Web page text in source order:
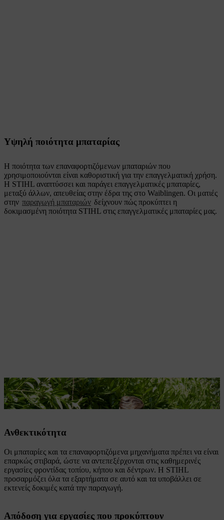
Υψηλή ποιότητα μπαταρίας
Η ποιότητα των επαναφορτιζόμενων μπαταριών που
χρησιμοποιούνται είναι καθοριστική για την επαγγελματική χρήση.
Η STIHL αναπτύσσει και παράγει επαγγελματικές μπαταρίες,
μεταξύ άλλων, απευθείας στην έδρα της στο Waiblingen. Οι ματιές
στην παραγωγή μπαταριών δείχνουν πώς προκύπτει η
δοκιμασμένη ποιότητα STIHL στις επαγγελματικές μπαταρίες μας.
Τα επαναφορτιζόμενα μηχανήματα πρέπει να είναι στιβαρά και
αποδοτικά.
Ανθεκτικότητα
Οι μπαταρίες και τα επαναφορτιζόμενα μηχανήματα πρέπει να είναι
επαρκώς στιβαρά, ώστε να αντεπεξέρχονται στις καθημερινές
εργασίες φροντίδας τοπίου, κήπου και δέντρων. Η STIHL
προσαρμόζει όλα τα εξαρτήματα σε αυτό και τα υποβάλλει σε
εκτενείς δοκιμές κατά την παραγωγή.
Απόδοση για εργασίες που προκύπτουν